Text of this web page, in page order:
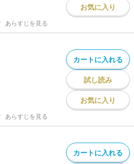
お気に入り
あらすじを見る
カートに入れる
試し読み
お気に入り
あらすじを見る
カートに入れる